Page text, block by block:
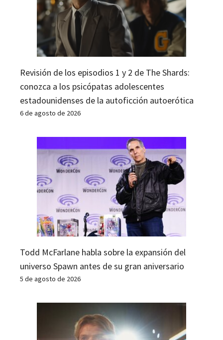
Revisión de los episodios 1 y 2 de The Shards:
conozca a los psicópatas adolescentes
estadounidenses de la autoficción autoerótica
6 de agosto de 2026
Todd McFarlane habla sobre la expansión del
universo Spawn antes de su gran aniversario
5 de agosto de 2026